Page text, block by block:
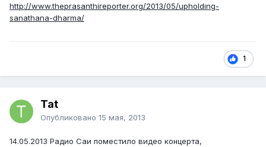
http://www.theprasanthireporter.org/2013/05/upholding-
sanathana-dharma/
1
Tat
Опубликовано 15 мая, 2013
14.05.2013 Радио Саи поместило видео концерта,